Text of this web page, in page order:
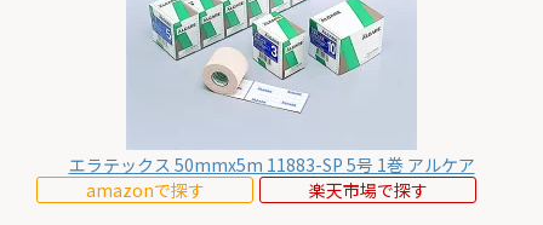
エラテックス 50mmx5m 11883-SP 5号 1巻 アルケア
amazonで探す
楽天市場で探す